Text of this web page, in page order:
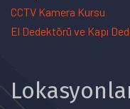
CCTV Kamera Kursu
El Dedektörü ve Kapı